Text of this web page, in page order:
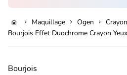
home chevron_right Maquillage chevron_right Ogen chevron_right
Bourjois Effet Duochrome Crayon
Bourjois